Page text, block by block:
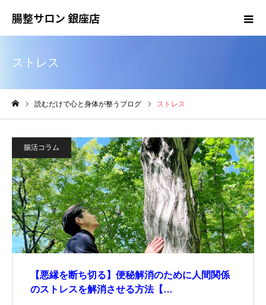
腸整サロン 銀座店
ストレス
読むだけで心と身体が整うブログ ストレス
腸活コラム
【悪縁を断ち切る】便秘解消のために人間関係
のストレスを解消させる方法【…